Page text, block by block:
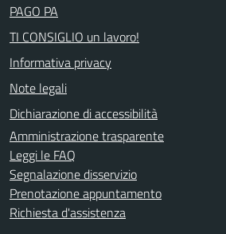
PAGO PA
TI CONSIGLIO un lavoro!
Informativa privacy
Note legali
Dichiarazione di accessibilità
Amministrazione trasparente
Leggi le FAQ
Segnalazione disservizio
Prenotazione appuntamento
Richiesta d'assistenza